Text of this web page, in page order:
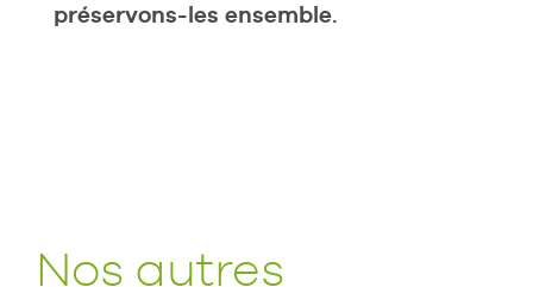
préservons-les ensemble.
Nos autres